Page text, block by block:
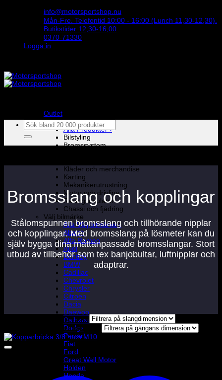
info@motorsportshop.nu
Mån-Fre. Telefontid 10:00 - 16:00 (Lunch 11,30-12,30).
Butikstider 12,30-16,00
0370-71330
Logga in
Outlet
Produkter
Alla Produkter ›
Bilstyling
Bromssystem
Kläder och merchandise
Karting
Mekanikerutrustning
Motor och drivlina
Racingsimulator
Chassi och fjädring
Välj bilmärke
Alla Välj bilmärke ›
Abarth
Alfa Romeo
Audi
Bentley
BMW
Cadillac
Chevrolet
Chrysler
Citroen
Dacia
Daewoo
Daihatsu
Dodge
Ferrari
Fiat
Ford
Great Wall Motor
Holden
Honda
Sök
efter:
Bromsslang och kopplingar
Stålomspunnen bromsslang och tillhörande nipplar
och kopplingar. Med bromsslang på lösmeter kan du
själv bygga dina måttanpassade bromsslangar. Stort
utbud av tillbehör som tex banjobultar, luftnipplar och
adaptrar.
Filtrera på slangdimension
Filtrera på gängans dimension